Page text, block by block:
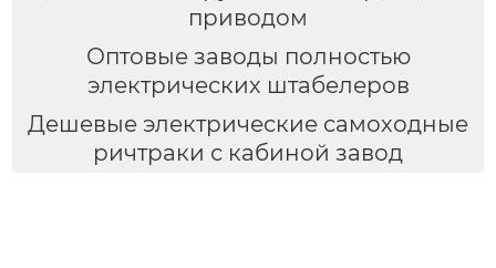
приводом
Оптовые заводы полностью
электрических штабелеров
Дешевые электрические самоходные
ричтраки с кабиной завод